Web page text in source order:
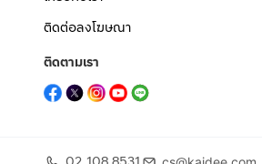
ติดต่อลงโฆษณา
ติดตามเรา